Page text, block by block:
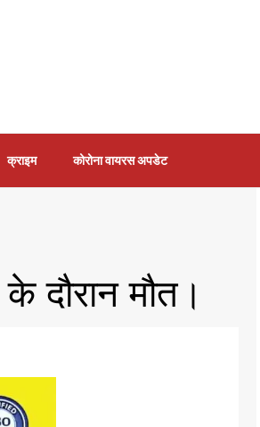
क्राइम कोरोना वायरस अपडेट
दौरान मौत।